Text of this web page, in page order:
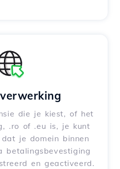
die je kiest, of het
.ro of .eu is, je kunt
je domein binnen
betalingsbevestiging
en geactiveerd.